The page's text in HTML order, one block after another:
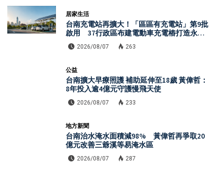
居家生活
台南充電站再擴大！「區區有充電站」第9批
啟用 37行政區布建電動車充電樁打造永續
城市
2026/08/07 263
公益
台南擴大早療照護 補助延伸至18歲 黃偉哲：
8年投入逾4億元守護慢飛天使
2026/08/07 233
地方新聞
台南治水淹水面積減98% 黃偉哲再爭取20
億元改善三爺溪等易淹水區
2026/08/07 287